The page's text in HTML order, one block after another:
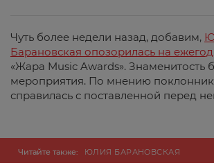
Чуть более недели назад, добавим,
Барановская опозорилась на
«Жара Music Awards». Знаменитость
мероприятия. По мнению
справилась с поставленной перед
Читайте также: ЮЛИЯ БАРАНОВСКАЯ